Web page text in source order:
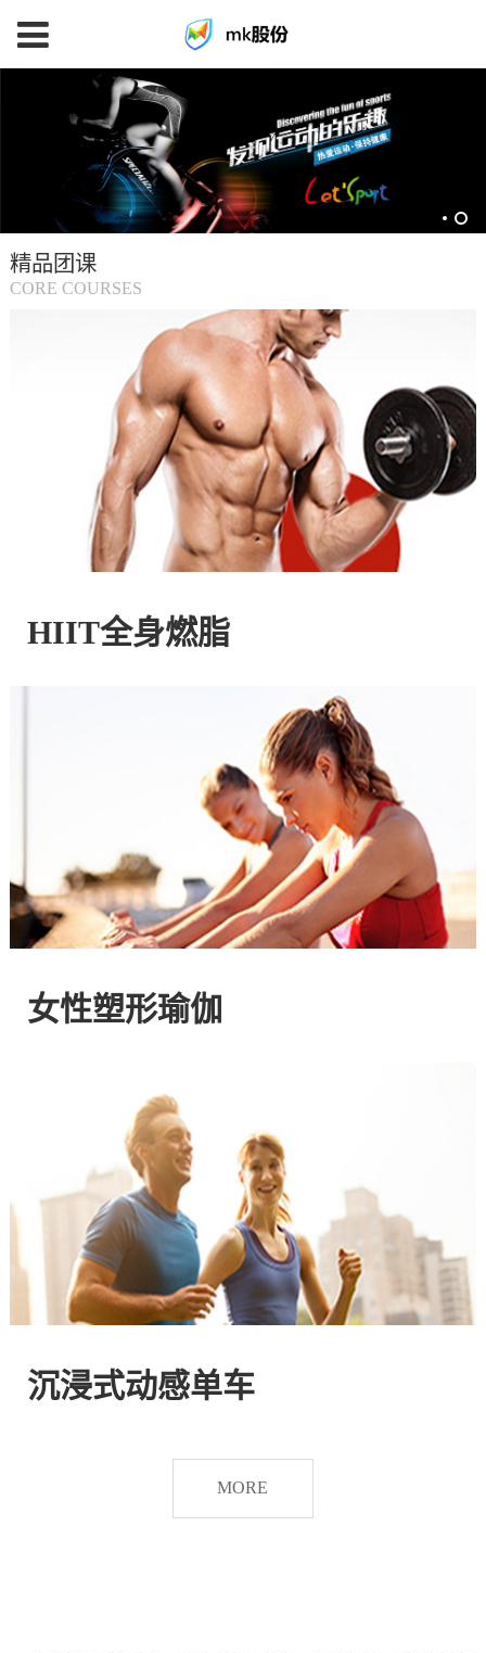
育
(中
有
官
方
网
注
HIIT
燃
精品团课
CORE COURSES
HIIT全身燃脂
女性塑形瑜伽
沉浸式动感单车
MORE